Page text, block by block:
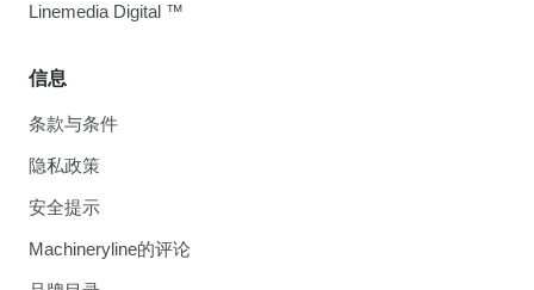
信息
条款与条件
隐私政策
安全提示
Machineryline的评论
Linemedia Digital ™